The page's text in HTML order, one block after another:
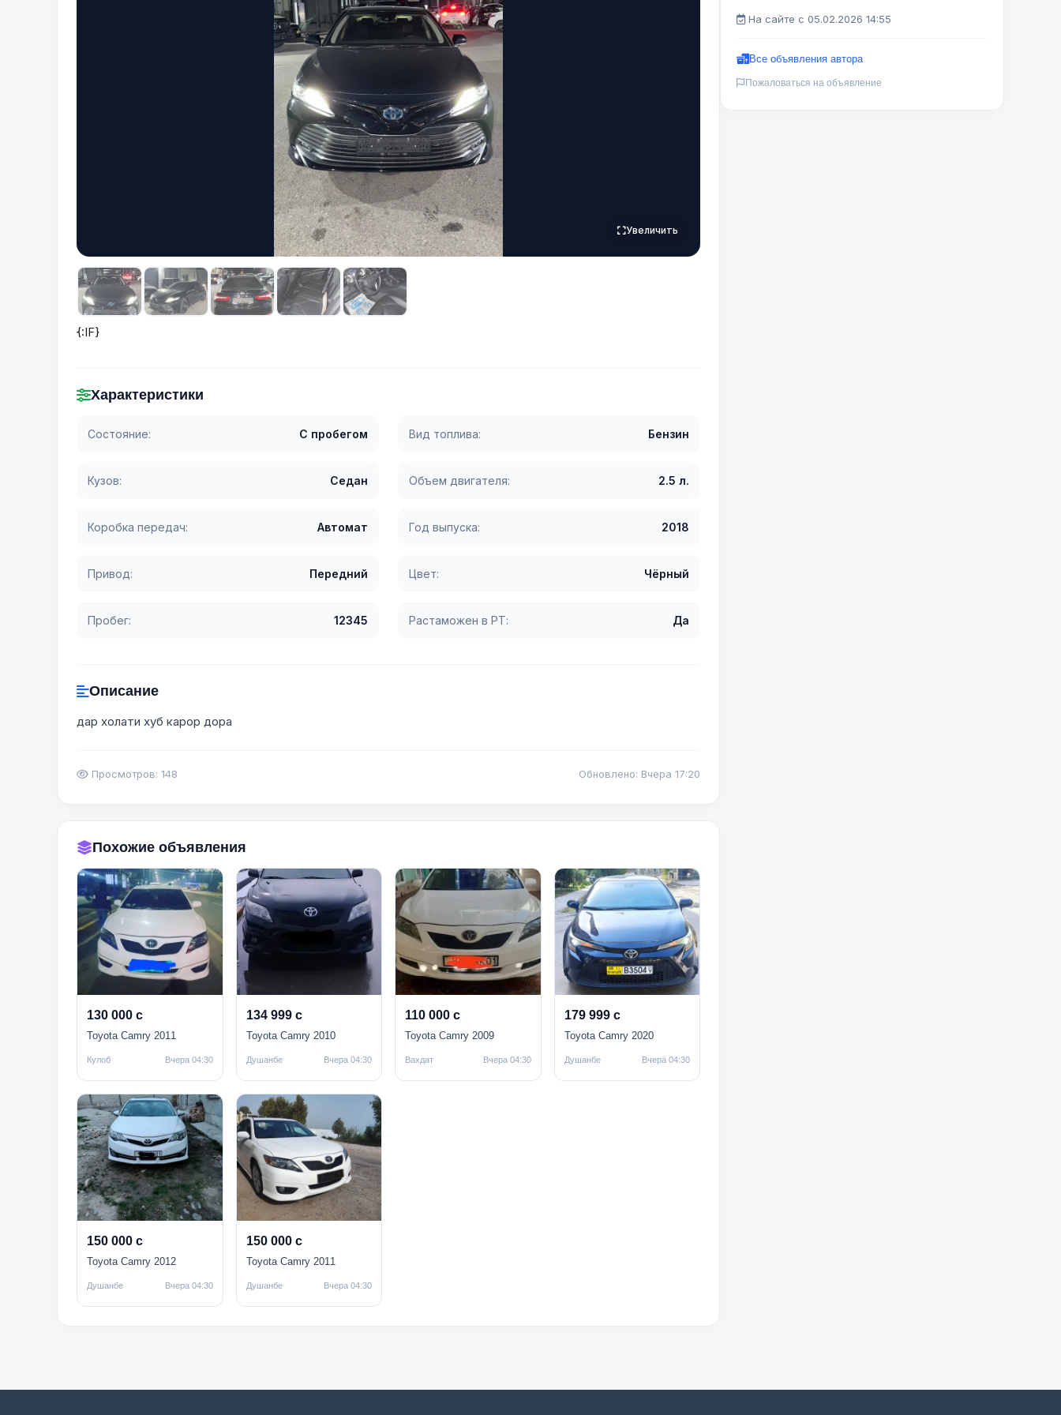
Увеличить
{:IF}
Характеристики
Состояние: С пробегом Вид топлива: Бензин
Кузов: Седан Объем двигателя: 2.5 л.
Коробка передач: Автомат Год выпуска: 2018
Привод: Передний Цвет: Чёрный
Пробег: 12345 Растаможен в РТ: Да
Описание
дар холати хуб карор дора
Просмотров: 148 Обновлено: Вчера 17:20
Похожие объявления
130 000 с
Toyota Camry 2011
Кулоб Вчера 04:30
134 999 с
Toyota Camry 2010
Душанбе Вчера 04:30
110 000 с
Toyota Camry 2009
Вахдат Вчера 04:30
179 999 с
Toyota Camry 2020
Душанбе Вчера 04:30
150 000 с
Toyota Camry 2012
Душанбе Вчера 04:30
150 000 с
Toyota Camry 2011
Душанбе Вчера 04:30
На сайте с 05.02.2026 14:55
Все объявления автора
Пожаловаться на объявление